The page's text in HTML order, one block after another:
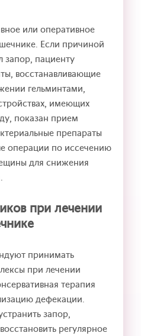
или оперативное
Если причиной
запор, пациенту
восстанавливающие
гельминтами,
имеющих
показан прием
препараты
операции по иссечению
для снижения
при лечении
принимать
при лечении
терапия
дефекации.
запор,
регулярное